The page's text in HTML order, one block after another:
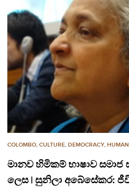
COLOMBO, CULTURE, DEMOCRACY,
මානව හිමිකම් භාෂාව
ලෙස | සුනිලා අබේසේකර: